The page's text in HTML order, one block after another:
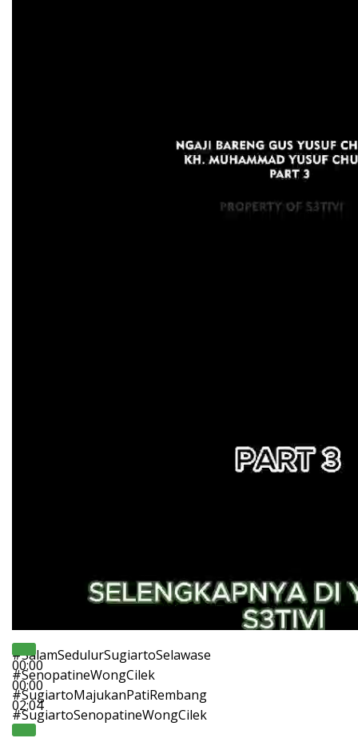
00:00
00:00
02:04
#SalamSedulurSugiartoSelawase
#SenopatineWongCilek
#SugiartoMajukanPatiRembang
#SugiartoSenopatineWongCilek